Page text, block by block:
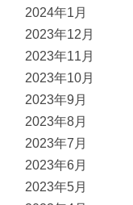
2024年1月
2023年12月
2023年11月
2023年10月
2023年9月
2023年8月
2023年7月
2023年6月
2023年5月